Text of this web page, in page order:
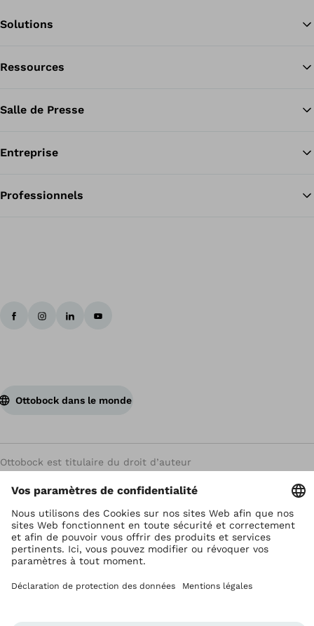
Solutions
Ressources
Salle de Presse
Entreprise
Professionnels
Ottobock dans le monde
Ottobock est titulaire du droit d’auteur
Paramètres de protection des données
Termes et Conditions
Avis de Confidentialité
Système de Rapports de Conformité